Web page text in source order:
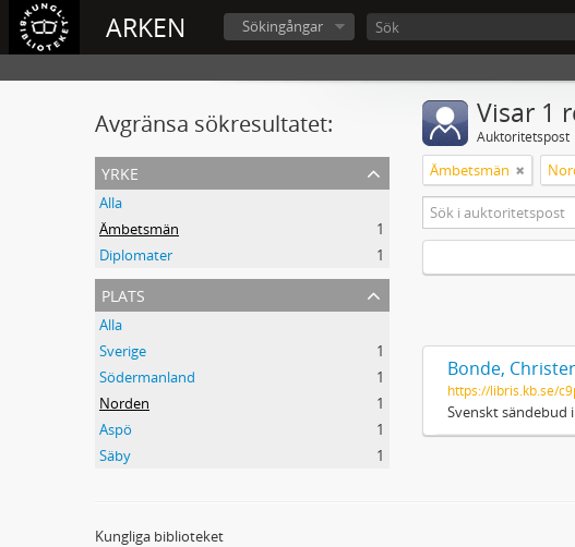
ARKEN Sökingångar
Avgränsa sökresultatet:
yrke
Alla
Ämbetsmän
1
Diplomater
1
plats
Alla
Sverige
1
Södermanland
1
Norden
1
Aspö
1
Säby
1
Visar 1
Auktoritetspost
Ämbetsmän
Bonde, Christer
https://libris.kb.se/
Svenskt sändebud
Kungliga biblioteket